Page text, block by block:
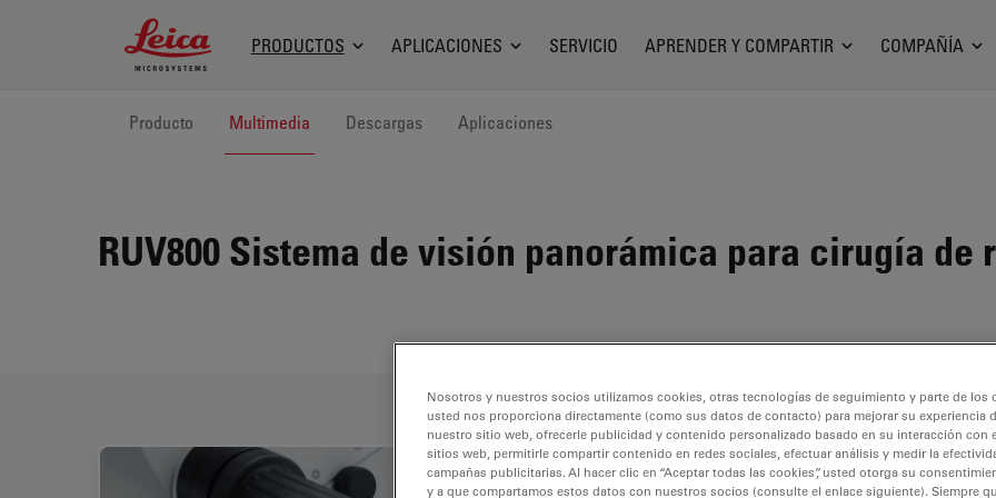
Leica Microsystems Logo
PRODUCTOS APLICACIONES SERVICIO APRENDER Y COMPARTIR COMPAÑÍA
Producto Multimedia Descargas Aplicaciones
RUV800 Sistema de visión panorámica para cirugía de
Nosotros y nuestros socios utilizamos cookies, otras tecnologías de seguimiento y parte de los
usted nos proporciona directamente (como sus datos de contacto) para mejorar su experiencia
nuestro sitio web, ofrecerle publicidad y contenido personalizado basado en su interacción con
sitios web, permitirle compartir contenido en redes sociales, efectuar análisis y medir la
campañas publicitarias. Al hacer clic en “Aceptar todas las cookies”, usted otorga su
y a que compartamos estos datos con nuestros socios (consulte el enlace siguiente). Siempre